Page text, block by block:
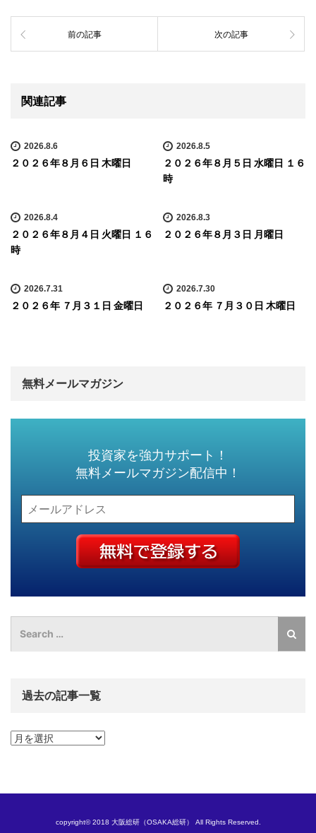
前の記事 次の記事
関連記事
2026.8.6
２０２６年８月６日 木曜日
2026.8.5
２０２６年８月５日 水曜日 １６
時
2026.8.4
２０２６年８月４日 火曜日 １６
時
2026.8.3
２０２６年８月３日 月曜日
2026.7.31
２０２６年 ７月３１日 金曜日
2026.7.30
２０２６年 ７月３０日 木曜日
無料メールマガジン
投資家を強力サポート！
無料メールマガジン配信中！
過去の記事一覧
過
事
copyright© 2018 大阪総研（OSAKA総研） All Rights Reserved.